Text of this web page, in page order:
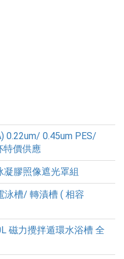
0.22um/ 0.45um PES/
特價供應
凝膠照像遮光罩組
泳槽/ 轉漬槽 ( 相容
磁力攪拌遁環水浴槽 全